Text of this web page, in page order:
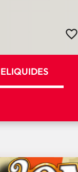
favorite_border
ELIQUIDES